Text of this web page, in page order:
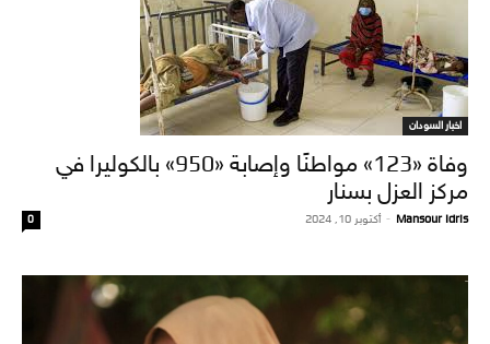
اخبار السودان
وفاة «123» مواطنًا وإصابة «950» بالكوليرا في
مركز العزل بسنار
Mansour Idris
- أكتوبر 10, 2024 0